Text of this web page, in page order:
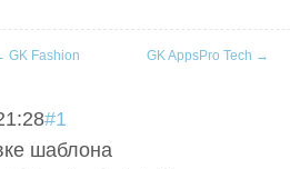
GK Fashion GK AppsPro Tech →
#1
шаблона